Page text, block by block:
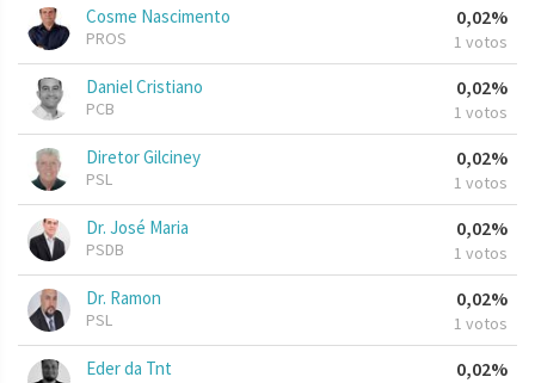
Cosme Nascimento
PROS
0,02%
1 votos
Daniel Cristiano
PCB
0,02%
1 votos
Diretor Gilciney
PSL
0,02%
1 votos
Dr. José Maria
PSDB
0,02%
1 votos
Dr. Ramon
PSL
0,02%
1 votos
Eder da Tnt 0,02%